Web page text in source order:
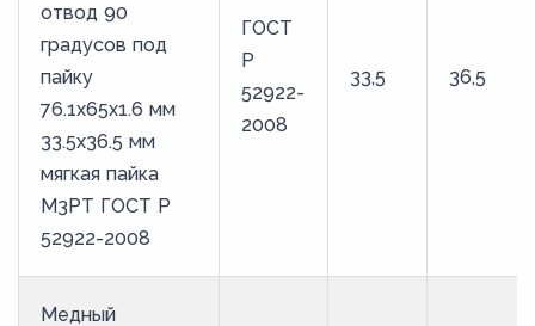
отвод 90
градусов под
пайку
76.1х65х1.6 мм
33.5х36.5 мм
мягкая пайка
М3РТ ГОСТ Р
52922-2008
ГОСТ
Р
52922-
2008
33,5 36,5
Медный